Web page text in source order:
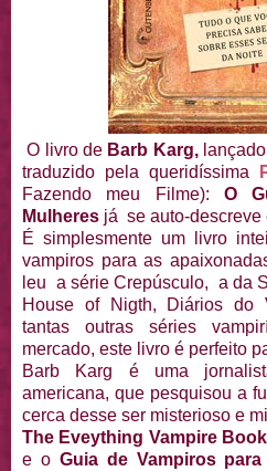
O livro de Barb Karg,lançado
traduzido pela queridíssima
Fazendo meu Filme): O
Mulheres já se auto-descreve
É simplesmente um livro
vampiros para as
leu a série Crepúsculo, a da
House of Nigth, Diários do
tantas outras séries
mercado, este livro é perfeito
Barb Karg é uma
americana, que pesquisou a
cerca desse ser misterioso e
The Eveything Vampire Book
e o Guia de Vampiros para